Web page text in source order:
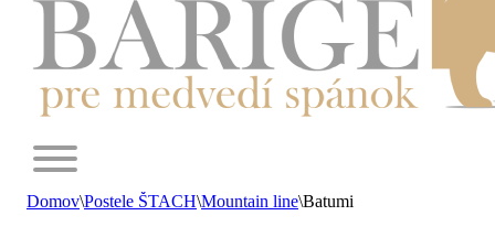
Domov\Postele ŠTACH\Mountain line\Batumi